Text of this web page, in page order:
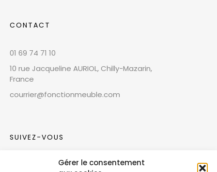
Gérer le consentement
CONTACT
01 69 74 71 10
10 rue Jacqueline AURIOL, Chilly-Mazarin,
France
courrier@fonctionmeuble.com
SUIVEZ-VOUS